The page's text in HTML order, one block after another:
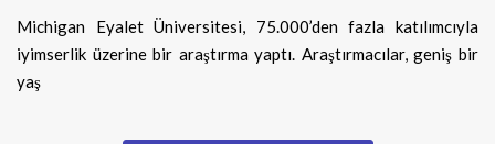
Michigan Eyalet Üniversitesi, 75.000’den fazla katılımcıyla
iyimserlik üzerine bir araştırma yaptı. Araştırmacılar, geniş bir
yaş